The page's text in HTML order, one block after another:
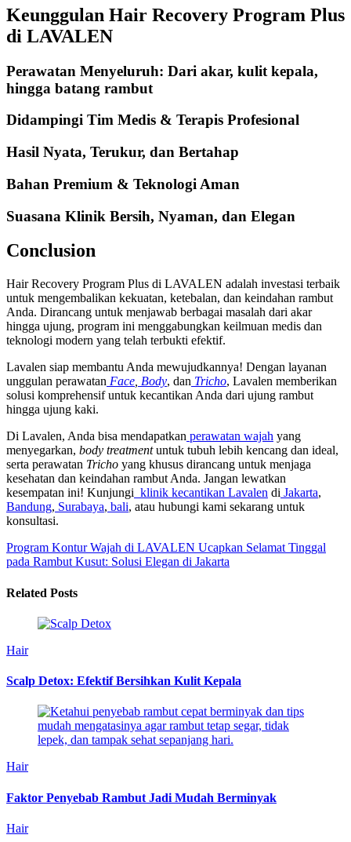
Keunggulan Hair Recovery Program Plus
di LAVALEN
Perawatan Menyeluruh: Dari akar, kulit kepala,
hingga batang rambut
Didampingi Tim Medis & Terapis Profesional
Hasil Nyata, Terukur, dan Bertahap
Bahan Premium & Teknologi Aman
Suasana Klinik Bersih, Nyaman, dan Elegan
Conclusion
Hair Recovery Program Plus di LAVALEN adalah investasi terbaik
untuk mengembalikan kekuatan, ketebalan, dan keindahan rambut
Anda. Dirancang untuk menjawab berbagai masalah dari akar
hingga ujung, program ini menggabungkan keilmuan medis dan
teknologi modern yang telah terbukti efektif.
Lavalen siap membantu Anda mewujudkannya! Dengan layanan
unggulan perawatan Face Body, dan Tricho, Lavalen memberikan
solusi komprehensif untuk kecantikan Anda dari ujung rambut
hingga ujung kaki.
Di Lavalen, Anda bisa mendapatkan perawatan wajah yang
menyegarkan, body treatmentuntuk tubuh lebih kencang dan ideal,
serta perawatan Tricho yang khusus dirancang untuk menjaga
kesehatan dan keindahan rambut Anda. Jangan lewatkan
kesempatan ini! Kunjungi klinik kecantikan Lavalen di Jakarta,
Bandung, Surabaya, bali, atau hubungi kami sekarang untuk
konsultasi.
Program Kontur Wajah di LAVALEN Ucapkan Selamat Tinggal
pada Rambut Kusut: Solusi Elegan di Jakarta
Related Posts
Hair
Scalp Detox: Efektif Bersihkan Kulit Kepala
Hair
Faktor Penyebab Rambut Jadi Mudah Berminyak
Hair